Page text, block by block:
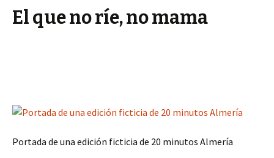
El que no ríe, no mama
Portada de una edición ficticia de 20 minutos Almería